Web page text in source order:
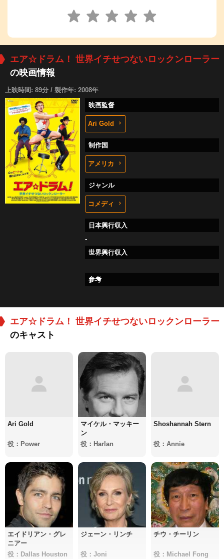
エア☆ドラム！ 世界イチせつないロックンローラー
の映画情報
上映時間: 89分 / 製作年: 2008年
映画監督
Ari Gold
制作国
アメリカ
ジャンル
コメディ
日本興行収入
-
世界興行収入
参考
エア☆ドラム！ 世界イチせつないロックンローラー
のキャスト
Ari Gold
役：Power
マイケル・マッキー
ン
役：Harlan
Shoshannah Stern
役：Annie
エイドリアン・グレ
ニアー
役：Dallas Houston
ジェーン・リンチ
役：Joni
チウ・チーリン
役：Michael Fong